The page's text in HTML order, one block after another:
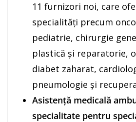
11 furnizori noi, care
specialități precum
pediatrie, chirurgie
plastică și reparatorie,
diabet zaharat,
pneumologie și
Asistență medicală
specialitate pentru